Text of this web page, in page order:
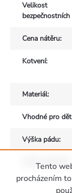
Tento
procházením
Velikost
bezpečnostních
Cena nátěru:
Kotvení:
Materiál:
Vhodné pro
Výška pádu:
Počet uživatelů :
Zápatí